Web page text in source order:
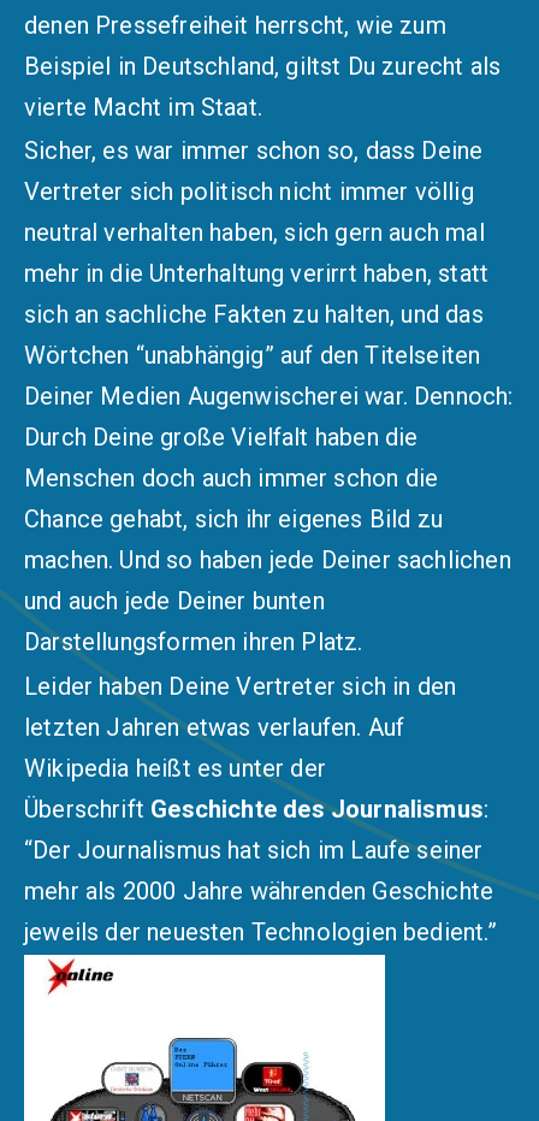
denen Pressefreiheit herrscht, wie zum
Beispiel in Deutschland, giltst Du zurecht als
vierte Macht im Staat.
Sicher, es war immer schon so, dass Deine
Vertreter sich politisch nicht immer völlig
neutral verhalten haben, sich gern auch mal
mehr in die Unterhaltung verirrt haben, statt
sich an sachliche Fakten zu halten, und das
Wörtchen “unabhängig” auf den Titelseiten
Deiner Medien Augenwischerei war. Dennoch:
Durch Deine große Vielfalt haben die
Menschen doch auch immer schon die
Chance gehabt, sich ihr eigenes Bild zu
machen. Und so haben jede Deiner sachlichen
und auch jede Deiner bunten
Darstellungsformen ihren Platz.
Leider haben Deine Vertreter sich in den
letzten Jahren etwas verlaufen. Auf
Wikipedia heißt es unter der
Überschrift Geschichte des Journalismus:
“Der Journalismus hat sich im Laufe seiner
mehr als 2000 Jahre währenden Geschichte
jeweils der neuesten Technologien bedient.”